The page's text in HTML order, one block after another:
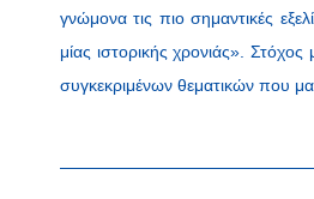
γνώμονα τις πιο σημαντικές
μίας ιστορικής χρονιάς».
συγκεκριμένων θεματικών που